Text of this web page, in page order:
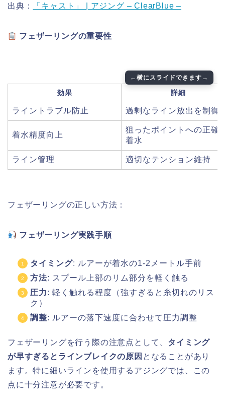
出典： 「キャスト」 | アジング – ClearBlue –
フェザーリングの重要性
効果 詳細
ライントラブル防止 過剰なライン放出を制御
着水精度向上
狙ったポイントへの正確
着水
ライン管理 適切なテンション維持
フェザーリングの正しい方法：
フェザーリング実践手順
タイミング: ルアーが着水の1-2メートル手前
方法: スプール上部のリム部分を軽く触る
圧力: 軽く触れる程度（強すぎると糸切れのリス
ク）
調整: ルアーの落下速度に合わせて圧力調整
フェザーリングを行う際の注意点として、 タイミング
が早すぎるとラインブレイクの原因 となることがあり
ます。特に細いラインを使用するアジングでは、この
点に十分注意が必要です。